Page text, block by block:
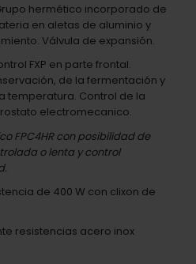
hermético incorporado de
en aletas de aluminio y
Válvula de expansión.
FXP en parte frontal.
de la fermentación y
temperatura. Control de la
electromecanico.
FPC4HR con posibilidad de
o lenta y control
de 400 W con clixon de
resistencias acero inox